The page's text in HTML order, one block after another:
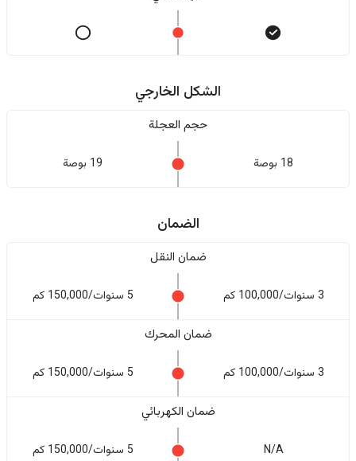
الشكل الخارجي
حجم العجلة
18 بوصة 19 بوصة
الضمان
ضمان النقل
3 سنوات/100,000 كم 5 سنوات/150,000 كم
ضمان المحرك
3 سنوات/100,000 كم 5 سنوات/150,000 كم
ضمان الكهربائي
N/A 5 سنوات/150,000 كم